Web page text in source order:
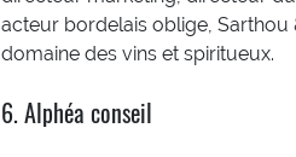
acteur bordelais oblige,
domaine des vins et spiritueux.
6. Alphéa conseil